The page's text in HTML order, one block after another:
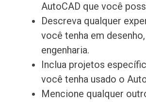
AutoCAD que você
Descreva qualquer
você tenha em
engenharia.
Inclua projetos
você tenha usado o
Mencione qualquer